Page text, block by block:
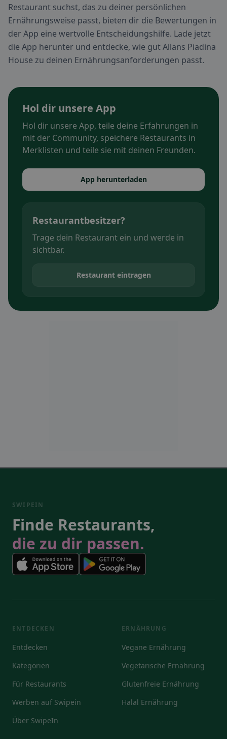
Restaurant suchst, das zu deiner persönlichen
Ernährungsweise passt, bieten dir die Bewertungen in
der App eine wertvolle Entscheidungshilfe. Lade jetzt
die App herunter und entdecke, wie gut Allans Piadina
House zu deinen Ernährungsanforderungen passt.
Hol dir unsere App
Hol dir unsere App, teile deine Erfahrungen in
mit der Community, speichere Restaurants in
Merklisten und teile sie mit deinen Freunden.
App herunterladen
Restaurantbesitzer?
Trage dein Restaurant ein und werde in
sichtbar.
Restaurant eintragen
SWIPEIN
Finde Restaurants,
die zu dir passen.
ENTDECKEN
Entdecken
Kategorien
Für Restaurants
Werben auf Swipein
Über SwipeIn
ERNÄHRUNG
Vegane Ernährung
Vegetarische Ernährung
Glutenfreie Ernährung
Halal Ernährung